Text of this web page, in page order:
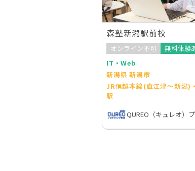
森塾新潟駅前校
オンライン不可
無料体験
IT・Web
新潟県 新潟市
JR信越本線(直江津～新潟)
駅